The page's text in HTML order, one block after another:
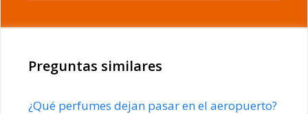
Preguntas similares
¿Qué perfumes dejan pasar en el aeropuerto?